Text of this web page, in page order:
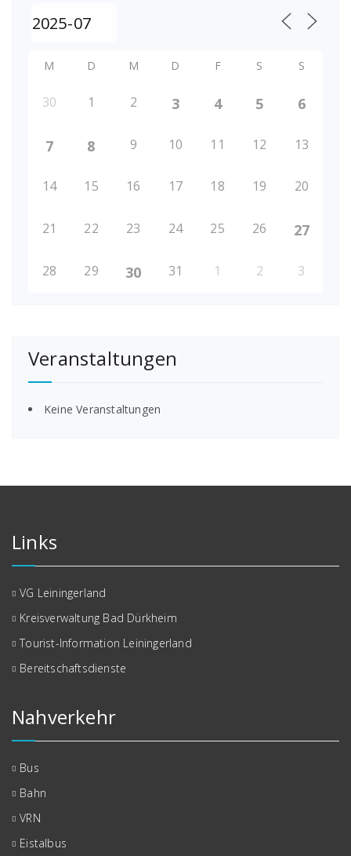
M D M D F S S
30 1 2 3 4 5 6
7 8 9 10 11 12 13
14 15 16 17 18 19 20
21 22 23 24 25 26 27
28 29 30 31 1 2 3
Veranstaltungen
Keine Veranstaltungen
Links
VG Leiningerland
Kreisverwaltung Bad Dürkheim
Tourist-Information Leiningerland
Bereitschaftsdienste
Nahverkehr
Bus
Bahn
VRN
Eistalbus